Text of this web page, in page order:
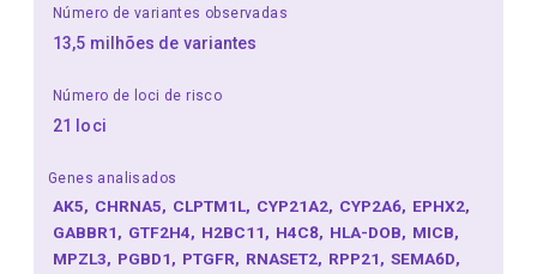
Número de variantes observadas
13,5 milhões de variantes
Número de loci de risco
21 loci
Genes analisados
AK5 CHRNA5 CLPTM1L CYP21A2 CYP2A6 EPHX2
GABBR1 GTF2H4 H2BC11 H4C8 HLA-DOB MICB
MPZL3 PGBD1 PTGFR RNASET2 RPP21 SEMA6D